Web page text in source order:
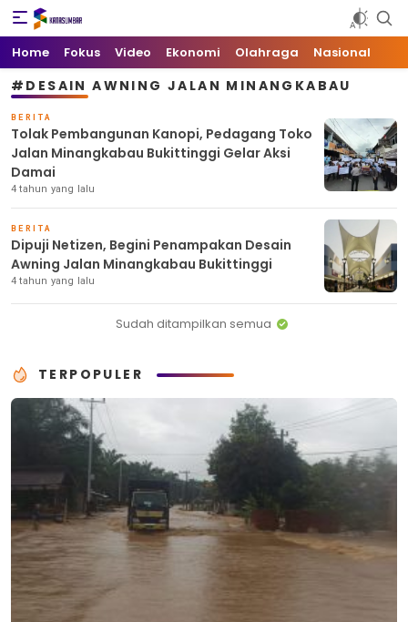
Kata Sumbar
Berita Sumbar Hari Ini
Home Fokus Video Ekonomi Olahraga Nasional
#DESAIN AWNING JALAN MINANGKABAU
BERITA
Tolak Pembangunan Kanopi, Pedagang Toko
Jalan Minangkabau Bukittinggi Gelar Aksi
Damai
4 tahun yang lalu
BERITA
Dipuji Netizen, Begini Penampakan Desain
Awning Jalan Minangkabau Bukittinggi
4 tahun yang lalu
Sudah ditampilkan semua
TERPOPULER